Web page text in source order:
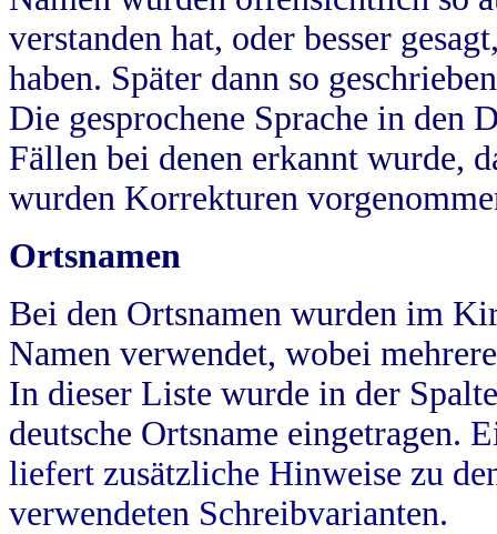
verstanden hat, oder besser
haben. Später dann so
Die gesprochene Sprache in
Fällen bei denen erkannt wurde,
wurden Korrekturen
Ortsnamen
Bei den Ortsnamen wurden im
Namen verwendet, wobei
In dieser Liste wurde in der
deutsche Ortsname eingetragen.
liefert zusätzliche Hinweise zu
verwendeten Schreibvarianten.